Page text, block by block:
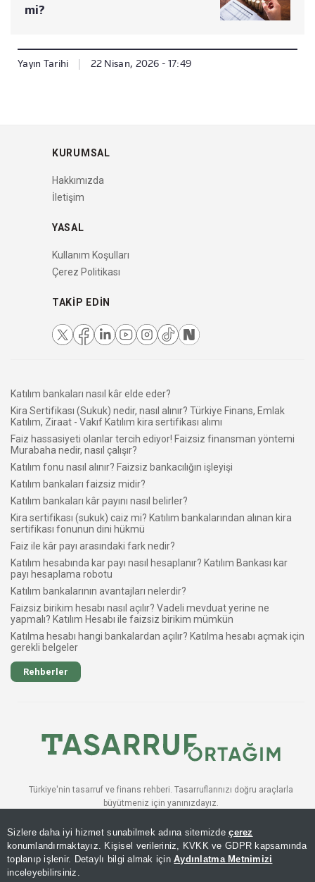
Sizlere daha iyi hizmet sunabilmek adına sitemizdeçerez
konumlandırmaktayız. Kişisel verileriniz, KVKK ve GDPR kapsamında
toplanıp işlenir. Detaylı bilgi almak içinAydınlatma Metnimizi
inceleyebilirsiniz.
mi?
Yayın Tarihi 22 Nisan, 2026 - 17:49
KURUMSAL
Hakkımızda
İletişim
YASAL
Kullanım Koşulları
Çerez Politikası
TAKIP EDIN
Katılım bankaları nasıl kâr elde eder?
Kira Sertifikası (Sukuk) nedir, nasıl alınır? Türkiye Finans, Emlak
Katılım, Ziraat - Vakıf Katılım kira sertifikası alımı
Faiz hassasiyeti olanlar tercih ediyor! Faizsiz finansman yöntemi
Murabaha nedir, nasıl çalışır?
Katılım fonu nasıl alınır? Faizsiz bankacılığın işleyişi
Katılım bankaları faizsiz midir?
Katılım bankaları kâr payını nasıl belirler?
Kira sertifikası (sukuk) caiz mi? Katılım bankalarından alınan kira
sertifikası fonunun dini hükmü
Faiz ile kâr payı arasındaki fark nedir?
Katılım hesabında kar payı nasıl hesaplanır? Katılım Bankası kar
payı hesaplama robotu
Katılım bankalarının avantajları nelerdir?
Faizsiz birikim hesabı nasıl açılır? Vadeli mevduat yerine ne
yapmalı? Katılım Hesabı ile faizsiz birikim mümkün
Katılma hesabı hangi bankalardan açılır? Katılma hesabı açmak için
gerekli belgeler
Rehberler
Türkiye'nin tasarruf ve finans rehberi. Tasarruflarınızı doğru araçlarla
büyütmeniz için yanınızdayız.